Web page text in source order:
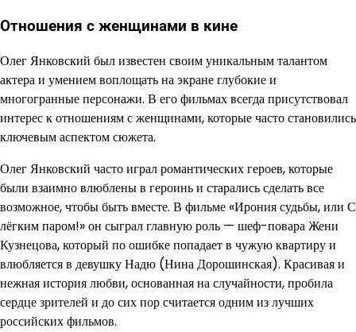
Отношения с женщинами в кине
Олег Янковский был известен своим уникальным талантом
актера и умением воплощать на экране глубокие и
многогранные персонажи. В его фильмах всегда присутствовал
интерес к отношениям с женщинами, которые часто становились
ключевым аспектом сюжета.
Олег Янковский часто играл романтических героев, которые
были взаимно влюблены в героинь и старались сделать все
возможное, чтобы быть вместе. В фильме «Ирония судьбы, или С
лёгким паром!» он сыграл главную роль — шеф-повара Жени
Кузнецова, который по ошибке попадает в чужую квартиру и
влюбляется в девушку Надю (Нина Дорошинская). Красивая и
нежная история любви, основанная на случайности, пробила
сердце зрителей и до сих пор считается одним из лучших
российских фильмов.